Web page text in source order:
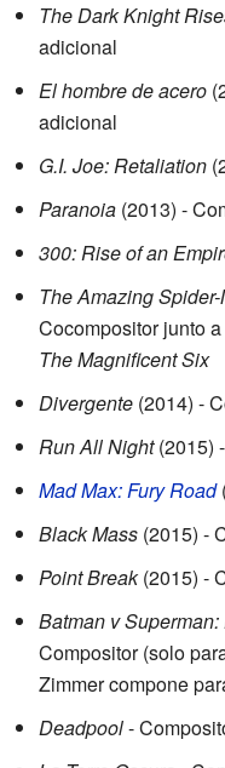
The Dark Knight
adicional
El hombre de acero
adicional
G.I. Joe: Retaliation
Paranoia (2013) -
300: Rise of an
The Amazing
Cocompositor junto a
The Magnificent Six
Divergente (2014) -
Run All Night(2015)
Mad Max: Fury Road
Black Mass (2015) -
Point Break(2015) -
Batman v
Compositor (solo
Zimmer compone
Deadpool-